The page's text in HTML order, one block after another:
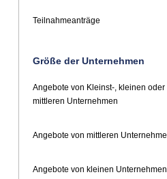
Teilnahmeanträge
Größe der Unternehmen
Angebote von Kleinst-, kleinen oder
mittleren Unternehmen
Angebote von mittleren
Angebote von kleinen Unternehmen